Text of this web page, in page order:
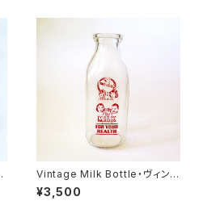
Vintage Milk Bottle・ヴィンテ
ージ ミルクボトル U.S.A
¥3,500